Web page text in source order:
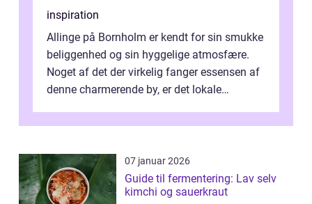
inspiration
Allinge på Bornholm er kendt for sin smukke
beliggenhed og sin hyggelige atmosfære.
Noget af det der virkelig fanger essensen af
denne charmerende by, er det lokale
07 januar 2026
Guide til fermentering: Lav selv
kimchi og sauerkraut